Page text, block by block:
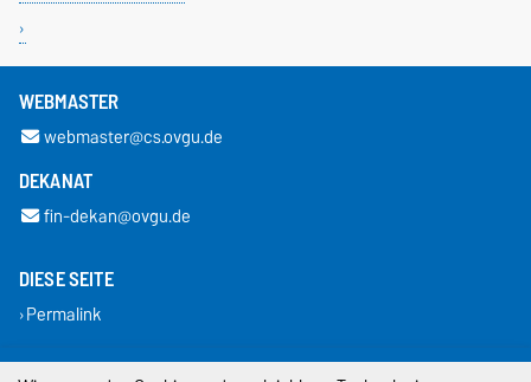
WEBMASTER
webmaster@cs.ovgu.de
DEKANAT
fin-dekan@ovgu.de
DIESE SEITE
Permalink
Impressum